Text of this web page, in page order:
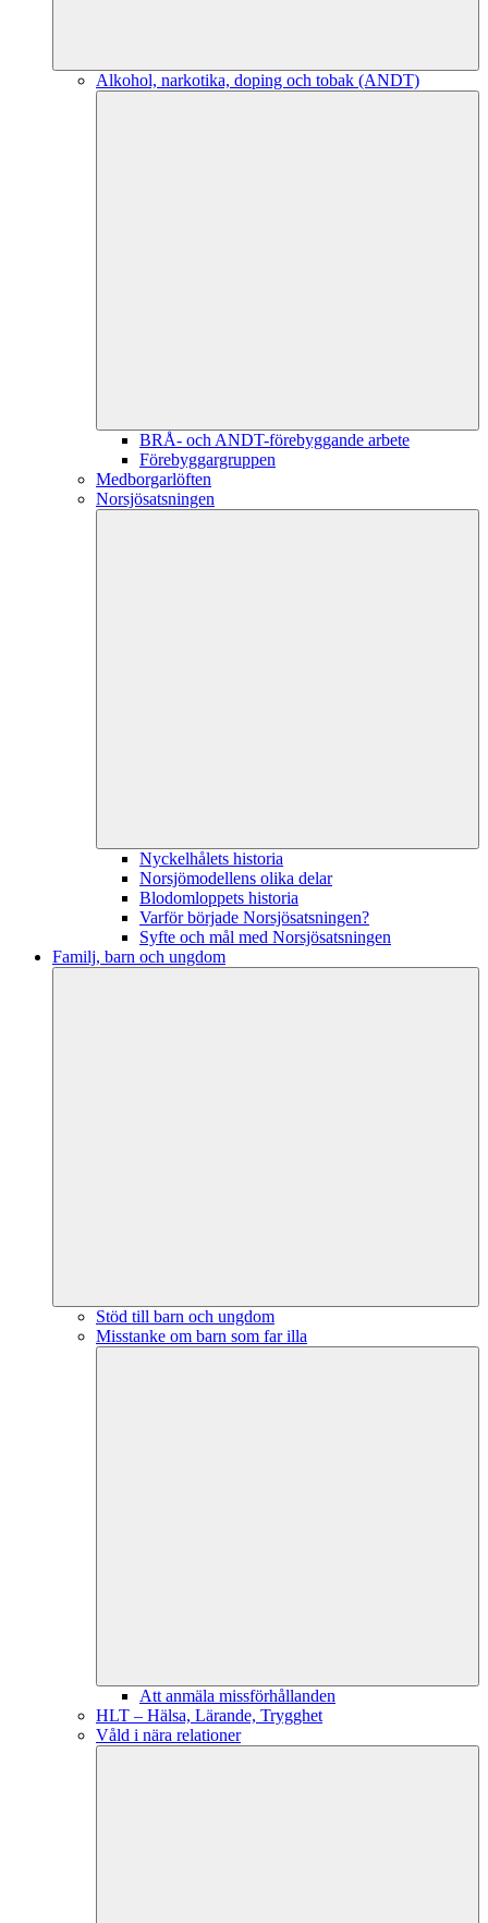
Alkohol, narkotika, doping och tobak (ANDT)
BRÅ- och ANDT-förebyggande arbete
Förebyggargruppen
Medborgarlöften
Norsjösatsningen
Nyckelhålets historia
Norsjömodellens olika delar
Blodomloppets historia
Varför började Norsjösatsningen?
Syfte och mål med Norsjösatsningen
Familj, barn och ungdom
Stöd till barn och ungdom
Misstanke om barn som far illa
Att anmäla missförhållanden
HLT – Hälsa, Lärande, Trygghet
Våld i nära relationer